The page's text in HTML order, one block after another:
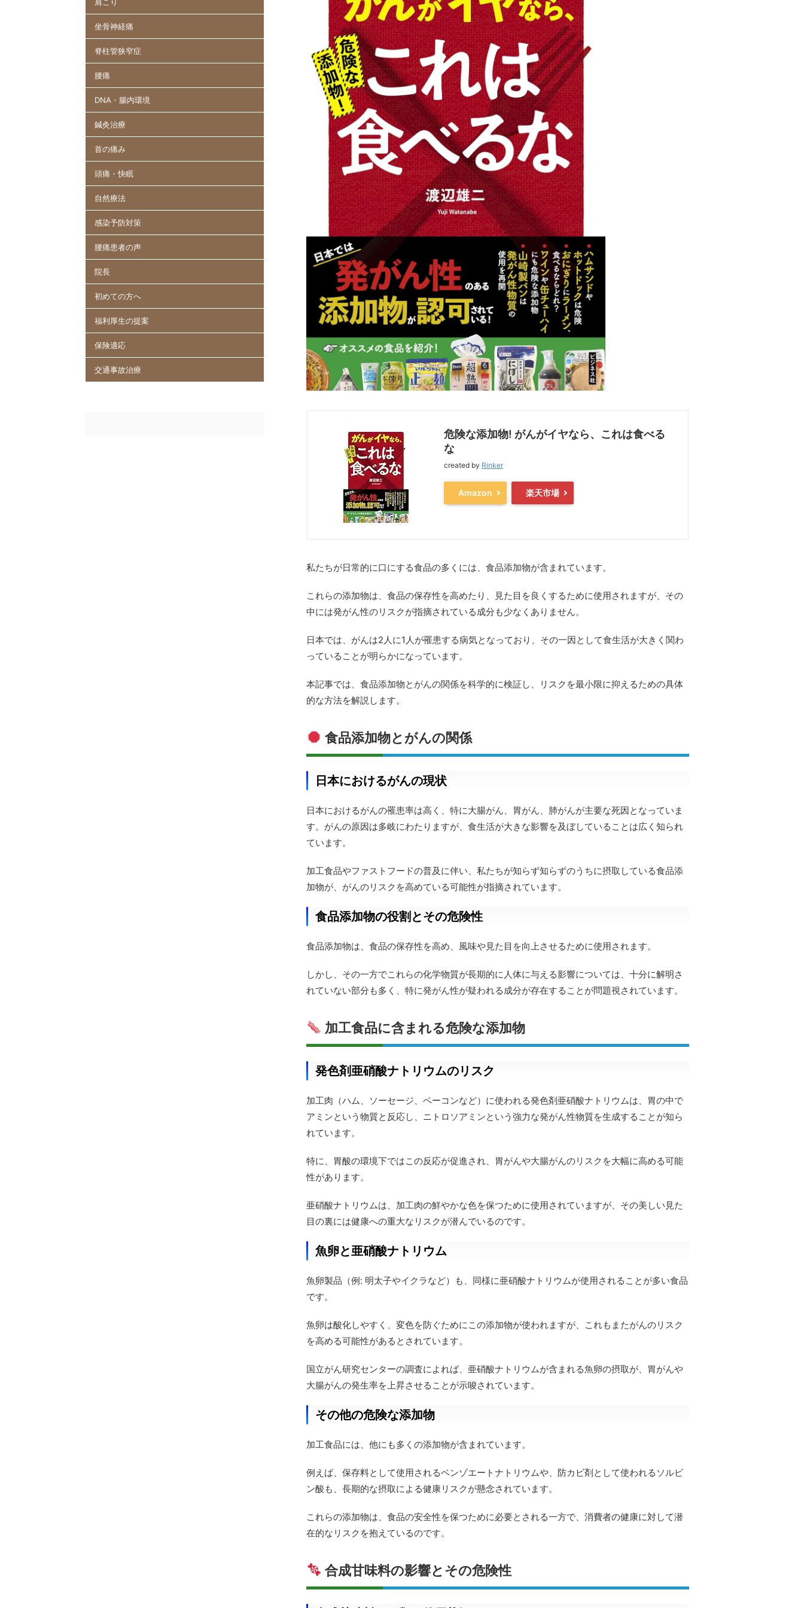
危険な添加物! がんがイヤなら、これは食べる
な
created by Rinker
Amazon 楽天市場
私たちが日常的に口にする食品の多くには、食品添加物が含まれています。
これらの添加物は、食品の保存性を高めたり、見た目を良くするために使用されますが、その
中には発がん性のリスクが指摘されている成分も少なくありません。
日本では、がんは2人に1人が罹患する病気となっており、その一因として食生活が大きく関わ
っていることが明らかになっています。
本記事では、食品添加物とがんの関係を科学的に検証し、リスクを最小限に抑えるための具体
的な方法を解説します。
食品添加物とがんの関係
日本におけるがんの現状
日本におけるがんの罹患率は高く、特に大腸がん、胃がん、肺がんが主要な死因となっていま
す。がんの原因は多岐にわたりますが、食生活が大きな影響を及ぼしていることは広く知られ
ています。
加工食品やファストフードの普及に伴い、私たちが知らず知らずのうちに摂取している食品添
加物が、がんのリスクを高めている可能性が指摘されています。
食品添加物の役割とその危険性
食品添加物は、食品の保存性を高め、風味や見た目を向上させるために使用されます。
しかし、その一方でこれらの化学物質が長期的に人体に与える影響については、十分に解明さ
れていない部分も多く、特に発がん性が疑われる成分が存在することが問題視されています。
加工食品に含まれる危険な添加物
発色剤亜硝酸ナトリウムのリスク
加工肉（ハム、ソーセージ、ベーコンなど）に使われる発色剤亜硝酸ナトリウムは、胃の中で
アミンという物質と反応し、ニトロソアミンという強力な発がん性物質を生成することが知ら
れています。
特に、胃酸の環境下ではこの反応が促進され、胃がんや大腸がんのリスクを大幅に高める可能
性があります。
亜硝酸ナトリウムは、加工肉の鮮やかな色を保つために使用されていますが、その美しい見た
目の裏には健康への重大なリスクが潜んでいるのです。
魚卵と亜硝酸ナトリウム
魚卵製品（例: 明太子やイクラなど）も、同様に亜硝酸ナトリウムが使用されることが多い食品
です。
魚卵は酸化しやすく、変色を防ぐためにこの添加物が使われますが、これもまたがんのリスク
を高める可能性があるとされています。
国立がん研究センターの調査によれば、亜硝酸ナトリウムが含まれる魚卵の摂取が、胃がんや
大腸がんの発生率を上昇させることが示唆されています。
その他の危険な添加物
加工食品には、他にも多くの添加物が含まれています。
例えば、保存料として使用されるベンゾエートナトリウムや、防カビ剤として使われるソルビ
ン酸も、長期的な摂取による健康リスクが懸念されています。
これらの添加物は、食品の安全性を保つために必要とされる一方で、消費者の健康に対して潜
在的なリスクを抱えているのです。
合成甘味料の影響とその危険性
坐骨神経痛
脊柱管狭窄症
腰痛
DNA・腸内環境
鍼灸治療
首の痛み
頭痛・快眠
自然療法
感染予防対策
腰痛患者の声
院長
初めての方へ
福利厚生の提案
保険適応
交通事故治療